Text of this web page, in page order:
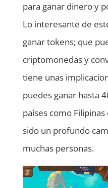
para ganar dinero y
Lo interesante de
ganar tokens; que
criptomonedas y
tiene unas
puedes ganar hasta
países como
sido un profundo
muchas personas.